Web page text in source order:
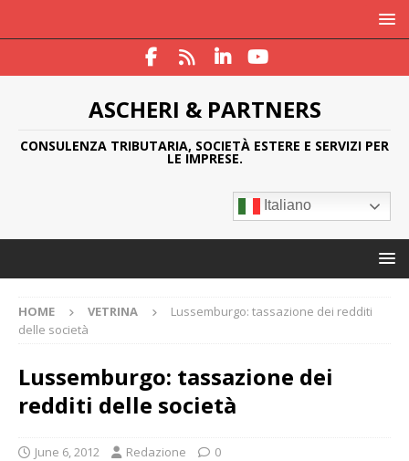
ASCHERI & PARTNERS
CONSULENZA TRIBUTARIA, SOCIETÀ ESTERE E SERVIZI PER
LE IMPRESE.
Italiano
HOME VETRINA
Lussemburgo: tassazione dei redditi
delle società
Lussemburgo: tassazione dei
redditi delle società
June 6, 2012 Redazione 0